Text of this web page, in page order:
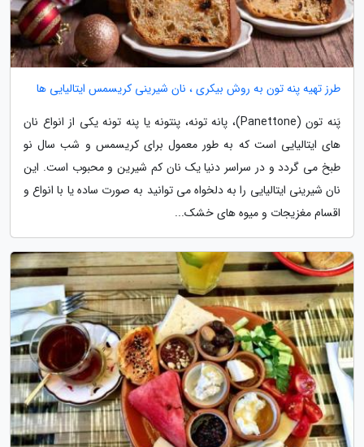
طرز تهیه پنه تون به روش بیکری ، نان شیرینی کریسمس ایتالیایی ها
پَنه تون (Panettone)، پانه تونه، پنتونه یا پنه تونه یکی از انواع نان
های ایتالیایی است که به طور معمول برای کریسمس و شب سال نو
طبخ می گردد و در سراسر دنیا یک نان کم شیرین و محبوب است. این
نان شیرینی ایتالیایی را به دلخواه می توانید به صورت ساده یا با انواع و
اقسام مغزیجات و میوه های خشک...